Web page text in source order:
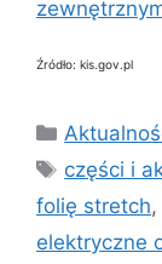
Źródło: kis.gov.pl
Kategorie
Tagi
części i
folię stretch,
elektryczne